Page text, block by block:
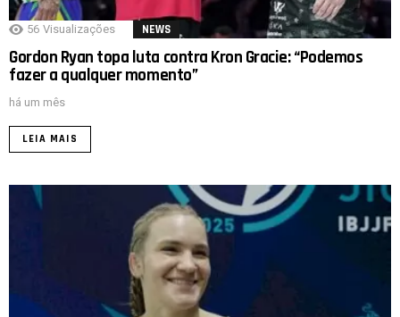
56 Visualizações NEWS
Gordon Ryan topa luta contra Kron Gracie: “Podemos
fazer a qualquer momento”
há um mês
LEIA MAIS